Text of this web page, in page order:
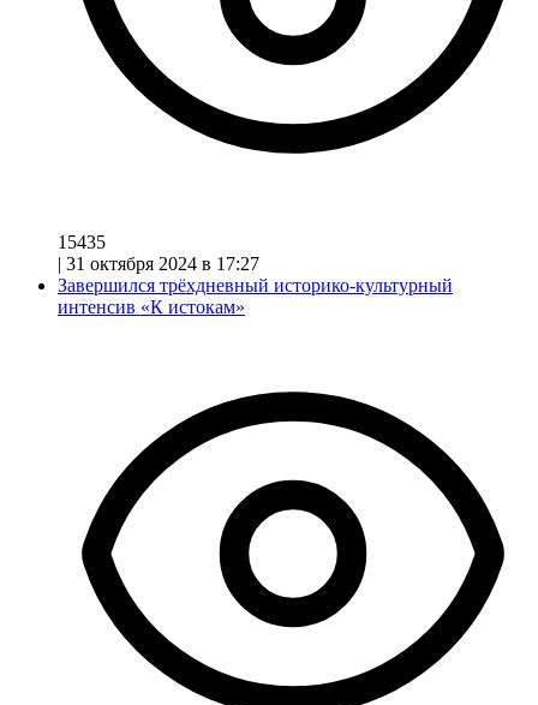
15435
| 31 октября 2024 в 17:27
Завершился трёхдневный историко-культурный
интенсив «К истокам»